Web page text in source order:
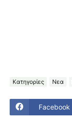
Κατηγορίες Νεα
Facebook